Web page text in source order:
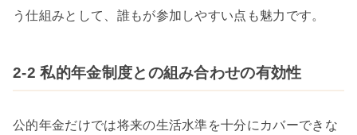
う仕組みとして、誰もが参加しやすい点も魅力です。
2-2 私的年金制度との組み合わせの有効性
公的年金だけでは将来の生活水準を十分にカバーできな